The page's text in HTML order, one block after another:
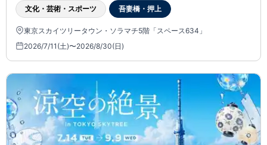
文化・芸術・スポーツ 吾妻橋・押上
東京スカイツリータウン・ソラマチ5階「スペース634」
2026/7/11(土)〜2026/8/30(日)